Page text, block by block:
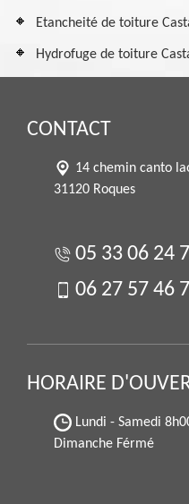
Etancheité de toiture
Hydrofuge de toiture
CONTACT
14 chemin canto
31120 Roques
05 33 06 24
06 27 57 46
HORAIRE
Lundi - Samedi
Dimanche Férmé